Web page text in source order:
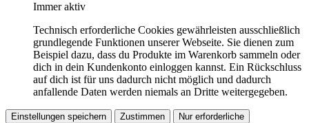
Immer aktiv
Technisch erforderliche Cookies gewährleisten ausschließlich
grundlegende Funktionen unserer Webseite. Sie dienen zum
Beispiel dazu, dass du Produkte im Warenkorb sammeln oder
dich in dein Kundenkonto einloggen kannst. Ein Rückschluss
auf dich ist für uns dadurch nicht möglich und dadurch
anfallende Daten werden niemals an Dritte weitergegeben.
Einstellungen speichern Zustimmen Nur erforderliche